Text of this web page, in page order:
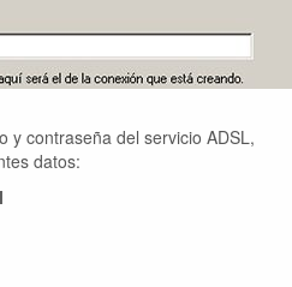
y contraseña del servicio ADSL,
datos: